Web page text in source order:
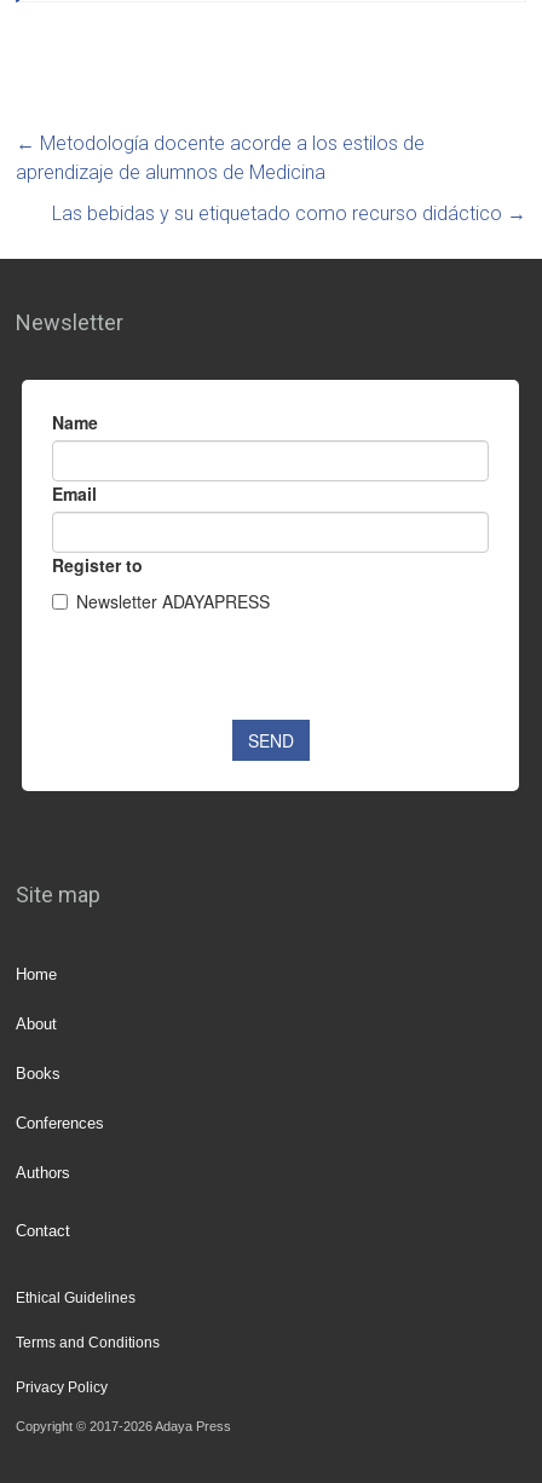
← Metodología docente acorde a los estilos de
aprendizaje de alumnos de Medicina
Las bebidas y su etiquetado como recurso didáctico →
Newsletter
Site map
Home
About
Books
Conferences
Authors
Contact
Ethical Guidelines
Terms and Conditions
Privacy Policy
Copyright © 2017-2026 Adaya Press